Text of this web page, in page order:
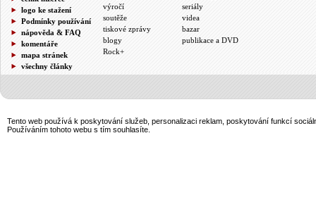
logo ke stažení
Podmínky používání
nápověda & FAQ
komentáře
mapa stránek
všechny články
výročí
soutěže
tiskové zprávy
blogy
Rock+
seriály
videa
bazar
publikace a DVD
Tento web používá k poskytování služeb, personalizaci reklam, poskytování funkcí
Používáním tohoto webu s tím souhlasíte.